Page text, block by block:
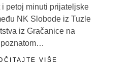
i petoj minuti prijateljske
NK Slobode iz Tuzle
iz Gračanice na
poznatom…
VIŠE